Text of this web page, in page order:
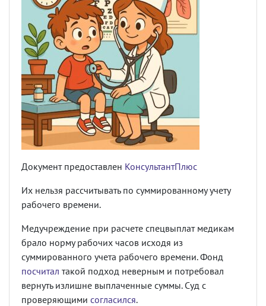
Документ предоставлен КонсультантПлюс
Их нельзя рассчитывать по суммированному учету
рабочего времени.
Медучреждение при расчете спецвыплат медикам
брало норму рабочих часов исходя из
суммированного учета рабочего времени. Фонд
посчитал такой подход неверным и потребовал
вернуть излишне выплаченные суммы. Суд с
проверяющими согласился.